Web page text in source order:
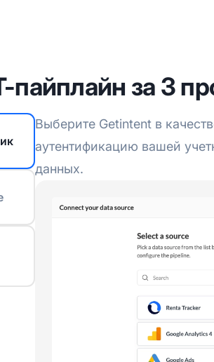
пайплайн за 3
Выберите Getintent в
аутентификацию вашей
данных.